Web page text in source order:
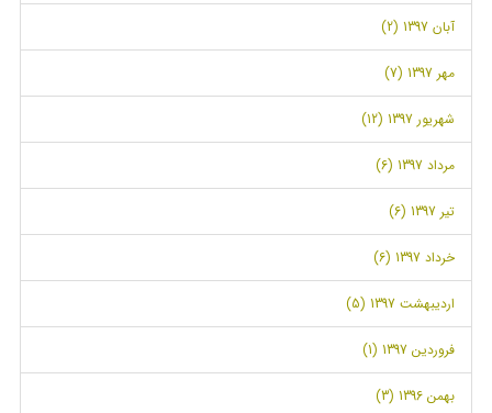
آبان 1397 (2)
مهر 1397 (7)
شهریور 1397 (12)
مرداد 1397 (6)
تیر 1397 (6)
خرداد 1397 (6)
اردیبهشت 1397 (5)
فروردین 1397 (1)
بهمن 1396 (3)